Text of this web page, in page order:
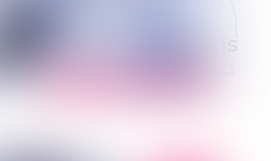
aux Barreaux de Paris